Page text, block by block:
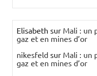
Elisabeth sur Mali : un
gaz et en mines d’or
nikesfeld sur Mali : un
gaz et en mines d’or